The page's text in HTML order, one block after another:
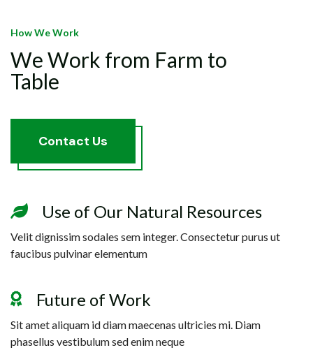
How We Work
We Work from Farm to
Table
Contact Us
Use of Our Natural Resources
Velit dignissim sodales sem integer. Consectetur purus ut
faucibus pulvinar elementum
Future of Work
Sit amet aliquam id diam maecenas ultricies mi. Diam
phasellus vestibulum sed enim neque